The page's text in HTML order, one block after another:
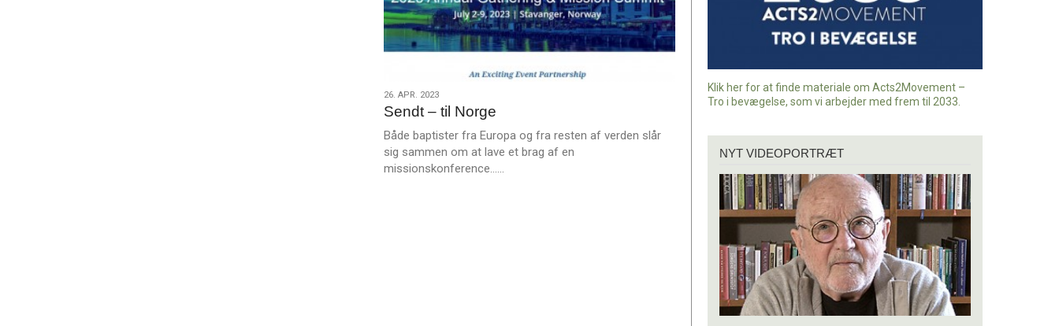
26.
apr.
2023
26. APR. 2023
Sendt – til Norge
Både baptister fra Europa og fra resten af verden slår
sig sammen om at lave et brag af en
missionskonference……
Klik her for at finde materiale om Acts2Movement –
Tro i bevægelse, som vi arbejder med frem til 2033.
videoportræt
NYT VIDEOPORTRÆT